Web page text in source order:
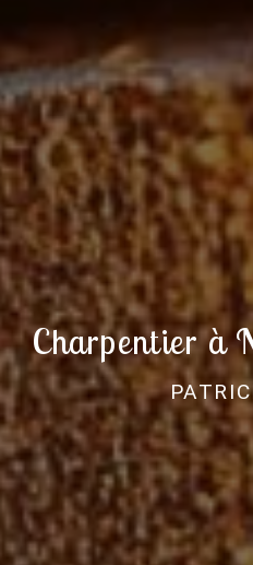
Charpentier à